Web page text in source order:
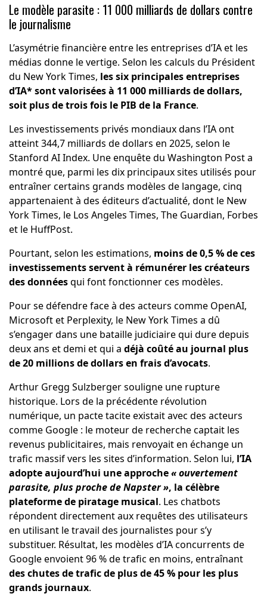
Le modèle parasite : 11 000 milliards de dollars contre
le journalisme
L’asymétrie financière entre les entreprises d’IA et les
médias donne le vertige. Selon les calculs du Président
du New York Times, les six principales entreprises
d’IA* sont valorisées à 11 000 milliards de dollars,
soit plus de trois fois le PIB de la France.
Les investissements privés mondiaux dans l’IA ont
atteint 344,7 milliards de dollars en 2025, selon le
Stanford AI Index. Une enquête du Washington Post a
montré que, parmi les dix principaux sites utilisés pour
entraîner certains grands modèles de langage, cinq
appartenaient à des éditeurs d’actualité, dont le New
York Times, le Los Angeles Times, The Guardian, Forbes
et le HuffPost.
Pourtant, selon les estimations, moins de 0,5 % de ces
investissements servent à rémunérer les créateurs
des donnéesqui font fonctionner ces modèles.
Pour se défendre face à des acteurs comme OpenAI,
Microsoft et Perplexity, le New York Times a dû
s’engager dans une bataille judiciaire qui dure depuis
deux ans et demi et qui a déjà coûté au journal plus
de 20 millions de dollars en frais d’avocats.
Arthur Gregg Sulzberger souligne une rupture
historique. Lors de la précédente révolution
numérique, un pacte tacite existait avec des acteurs
comme Google : le moteur de recherche captait les
revenus publicitaires, mais renvoyait en échange un
trafic massif vers les sites d’information. Selon lui, l’IA
adopte aujourd’hui une approche« ouvertement
parasite, plus proche de Napster », la célèbre
plateforme de piratage musical. Les chatbots
répondent directement aux requêtes des utilisateurs
en utilisant le travail des journalistes pour s’y
substituer. Résultat, les modèles d’IA concurrents de
Google envoient 96 % de trafic en moins, entraînant
des chutes de trafic de plus de 45 % pour les plus
grands journaux.